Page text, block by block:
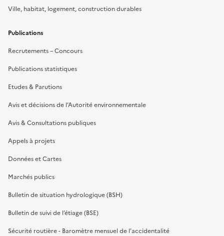
Ville, habitat, logement, construction durables
Publications
Recrutements – Concours
Publications statistiques
Etudes & Parutions
Avis et décisions de l’Autorité environnementale
Avis & Consultations publiques
Appels à projets
Données et Cartes
Marchés publics
Bulletin de situation hydrologique (BSH)
Bulletin de suivi de l’étiage (BSE)
Sécurité routière - Baromètre mensuel de l’accidentalité